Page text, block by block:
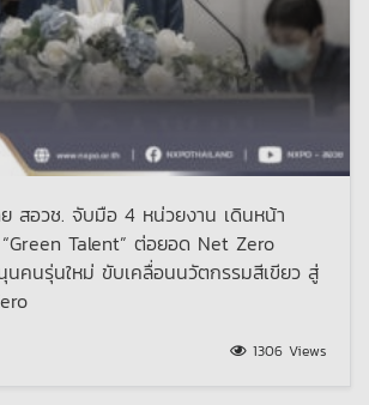
ย สอวช. จับมือ 4 หน่วยงาน เดินหน้า
Talent” ต่อยอด Net Zero
คนรุ่นใหม่ ขับเคลื่อนนวัตกรรมสีเขียว สู่
1306 Views